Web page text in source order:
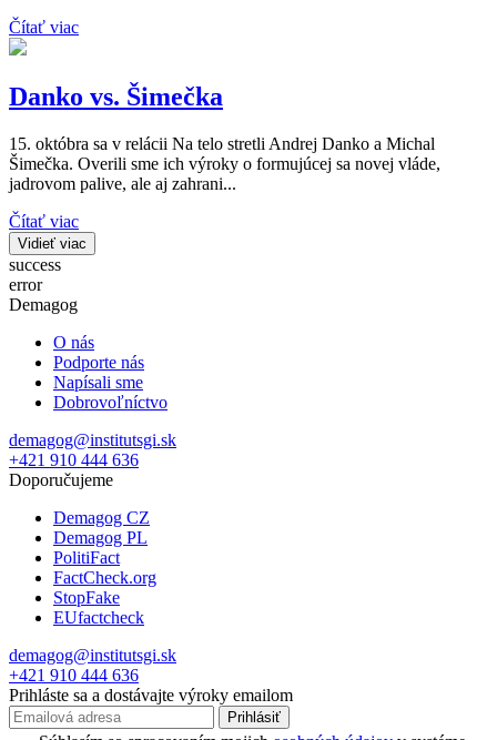
Čítať viac
Danko vs. Šimečka
15. októbra sa v relácii Na telo stretli Andrej Danko a Michal
Šimečka. Overili sme ich výroky o formujúcej sa novej vláde,
jadrovom palive, ale aj zahrani...
Čítať viac
Vidieť viac
success
error
Demagog
O nás
Podporte nás
Napísali sme
Dobrovoľníctvo
demagog@institutsgi.sk
+421 910 444 636
Doporučujeme
Demagog CZ
Demagog PL
PolitiFact
FactCheck.org
StopFake
EUfactcheck
demagog@institutsgi.sk
+421 910 444 636
Prihláste sa a dostávajte výroky emailom
Prihlásiť